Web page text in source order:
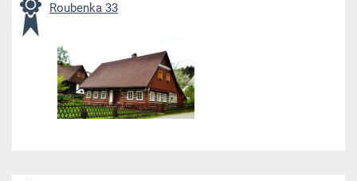
Roubenka 33